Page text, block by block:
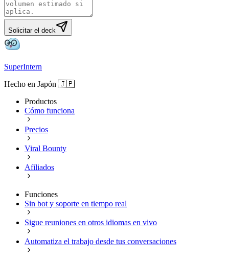
Solicitar el deck
SuperIntern
Hecho en Japón 🇯🇵
Productos
Cómo funciona
Precios
Viral Bounty
Afiliados
Funciones
Sin bot y soporte en tiempo real
Sigue reuniones en otros idiomas en vivo
Automatiza el trabajo desde tus conversaciones